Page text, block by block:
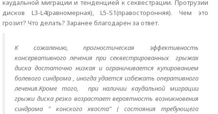
каудальной миграции и тенденцией к секвестрации. Протрузии
дисков L3-L4(равномерная), L5-S1(правосторонняя). Чем это
грозит? Что делать? Заранее благодарен за ответ.
К сожалению, прогностическая эффективность
консервативного лечения при секвестрированных грыжах
диска достаточно низкая и ограничивается купированием
болевого синдрома , иногда удается избежать оперативного
лечения.Кроме того, при наличии каудальной миграции
грыжи диска резко возрастает вероятность возникновения
синдрома " конского хвоста" ( состояния требующего